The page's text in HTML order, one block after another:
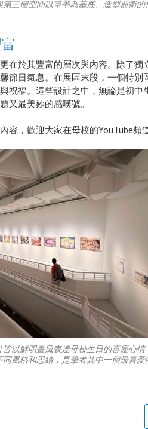
三個空間以筆墨為基底、造型前衞的
在於其豐富的層次與內容。除了
節日氣息。在展區末段，一個特
祝福。這些設計之中，無論是初
又最美妙的感嘆號。
容，歡迎大家在母校的YouTube頻
以鮮明畫風表達母校生日的喜慶心情
風格和思緒，是筆者其中一個最喜愛